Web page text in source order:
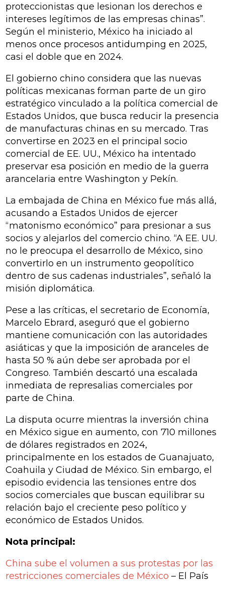
proteccionistas que lesionan los derechos e
intereses legítimos de las empresas chinas”.
Según el ministerio, México ha iniciado al
menos once procesos antidumping en 2025,
casi el doble que en 2024.
El gobierno chino considera que las nuevas
políticas mexicanas forman parte de un giro
estratégico vinculado a la política comercial de
Estados Unidos, que busca reducir la presencia
de manufacturas chinas en su mercado. Tras
convertirse en 2023 en el principal socio
comercial de EE. UU., México ha intentado
preservar esa posición en medio de la guerra
arancelaria entre Washington y Pekín.
La embajada de China en México fue más allá,
acusando a Estados Unidos de ejercer
“matonismo económico” para presionar a sus
socios y alejarlos del comercio chino. “A EE. UU.
no le preocupa el desarrollo de México, sino
convertirlo en un instrumento geopolítico
dentro de sus cadenas industriales”, señaló la
misión diplomática.
Pese a las críticas, el secretario de Economía,
Marcelo Ebrard, aseguró que el gobierno
mantiene comunicación con las autoridades
asiáticas y que la imposición de aranceles de
hasta 50 % aún debe ser aprobada por el
Congreso. También descartó una escalada
inmediata de represalias comerciales por
parte de China.
La disputa ocurre mientras la inversión china
en México sigue en aumento, con 710 millones
de dólares registrados en 2024,
principalmente en los estados de Guanajuato,
Coahuila y Ciudad de México. Sin embargo, el
episodio evidencia las tensiones entre dos
socios comerciales que buscan equilibrar su
relación bajo el creciente peso político y
económico de Estados Unidos.
Nota principal:
China sube el volumen a sus protestas por las
restricciones comerciales de México – El País